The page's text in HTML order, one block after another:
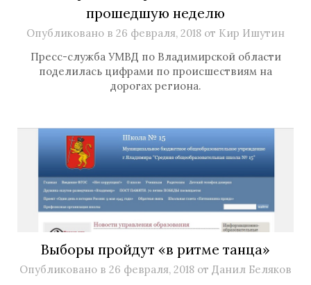
прошедшую неделю
Опубликовано в 26 февраля, 2018 от Кир Ишутин
Пресс-служба УМВД по Владимирской области
поделилась цифрами по происшествиям на
дорогах региона.
Выборы пройдут «в ритме танца»
Опубликовано в 26 февраля, 2018 от Данил Беляков